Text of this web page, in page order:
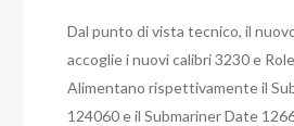
Dal punto di vista tecnico, il
accoglie i nuovi calibri 3230 e
Alimentano rispettivamente il
124060 e il Submariner Date